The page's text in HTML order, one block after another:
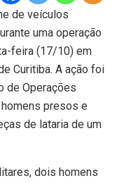
de veículos
uma operação
feira (17/10) em
Curitiba. A ação foi
de Operações
presos e
de lataria de um
dois homens